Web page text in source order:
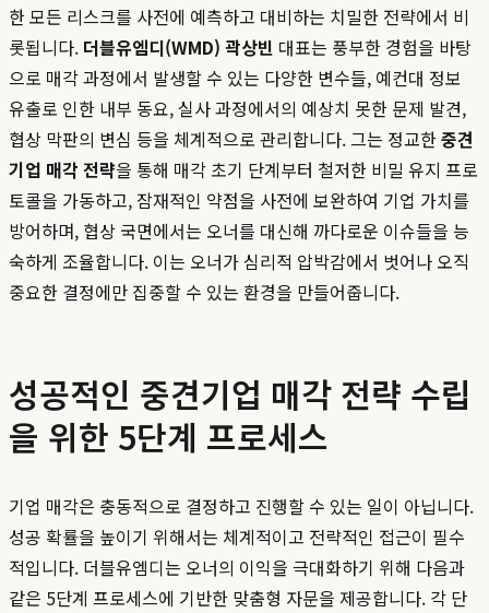
한 모든 리스크를 사전에 예측하고 대비하는 치밀한 전략에서 비
롯됩니다. 더블유엠디(WMD) 곽상빈 대표는 풍부한 경험을 바탕
으로 매각 과정에서 발생할 수 있는 다양한 변수들, 예컨대 정보
유출로 인한 내부 동요, 실사 과정에서의 예상치 못한 문제 발견,
협상 막판의 변심 등을 체계적으로 관리합니다. 그는 정교한중견
기업 매각 전략을 통해 매각 초기 단계부터 철저한 비밀 유지 프로
토콜을 가동하고, 잠재적인 약점을 사전에 보완하여 기업 가치를
방어하며, 협상 국면에서는 오너를 대신해 까다로운 이슈들을 능
숙하게 조율합니다. 이는 오너가 심리적 압박감에서 벗어나 오직
중요한 결정에만 집중할 수 있는 환경을 만들어줍니다.
성공적인 중견기업 매각 전략 수립
을 위한 5단계 프로세스
기업 매각은 충동적으로 결정하고 진행할 수 있는 일이 아닙니다.
성공 확률을 높이기 위해서는 체계적이고 전략적인 접근이 필수
적입니다. 더블유엠디는 오너의 이익을 극대화하기 위해 다음과
같은 5단계 프로세스에 기반한 맞춤형 자문을 제공합니다. 각 단